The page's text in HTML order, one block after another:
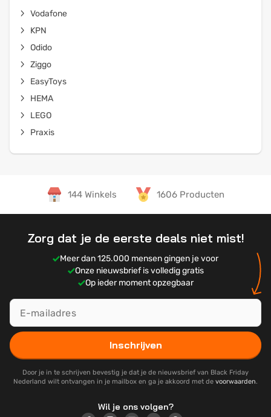
Vodafone
KPN
Odido
Ziggo
EasyToys
HEMA
LEGO
Praxis
144 Winkels 1606 Producten
Zorg dat je de eerste deals niet mist!
Meer dan 125.000 mensen gingen je voor
Onze nieuwsbrief is volledig gratis
Op ieder moment opzegbaar
Inschrijven
Door je in te schrijven bevestig je dat je de nieuwsbrief van Black Friday
Nederland wilt ontvangen in je mailbox en ga je akkoord met de voorwaarden.
Wil je ons volgen?